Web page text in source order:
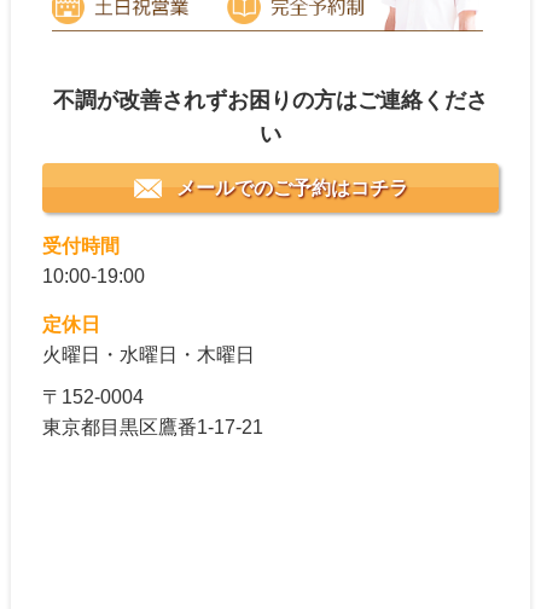
不調が改善されずお困りの方はご連絡くださ
い
メールでのご予約はコチラ
受付時間
10:00-19:00
定休日
火曜日・水曜日・木曜日
〒152-0004
東京都目黒区鷹番1-17-21